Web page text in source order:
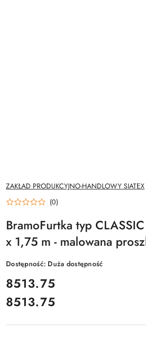
NAZWA
PRODUCENTA:
ZAKŁAD PRODUKCYJNO-HANDLOWY SIATEX
(0)
BramoFurtka typ
x 1,75 m - malowana
Dostępność: Duża dostępność
cena:
8513.75
Cena:
8513.75